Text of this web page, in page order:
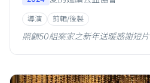
導演 剪輯/後製
照顧50組案家之新年送暖感謝短片